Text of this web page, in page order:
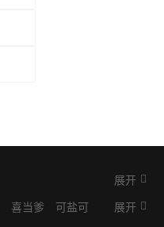
展开
喜当爹
可盐可
展开